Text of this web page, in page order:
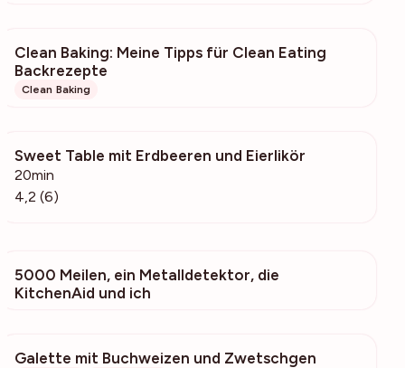
Clean Baking: Meine Tipps für Clean Eating
Backrezepte
Clean Baking
Sweet Table mit Erdbeeren und Eierlikör
20min
4,2 (6)
5000 Meilen, ein Metalldetektor, die
KitchenAid und ich
Galette mit Buchweizen und Zwetschgen